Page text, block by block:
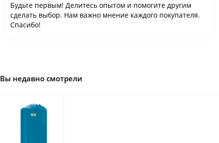
Будьте первым! Делитесь опытом и помогите другим
сделать выбор. Нам важно мнение каждого покупателя.
Спасибо!
Вы недавно смотрели